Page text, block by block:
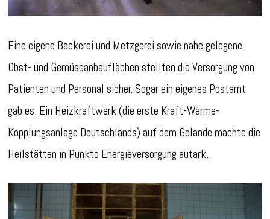
Eine eigene Bäckerei und Metzgerei sowie nahe gelegene
Obst- und Gemüseanbauflächen stellten die Versorgung von
Patienten und Personal sicher. Sogar ein eigenes Postamt
gab es. Ein Heizkraftwerk (die erste Kraft-Wärme-
Kopplungsanlage Deutschlands) auf dem Gelände machte die
Heilstätten in Punkto Energieversorgung autark.